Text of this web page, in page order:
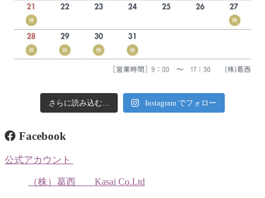
さらに読み込む... Instagram でフォロー
Facebook
公式アカウント
（株）葛西 Kasai Co.Ltd